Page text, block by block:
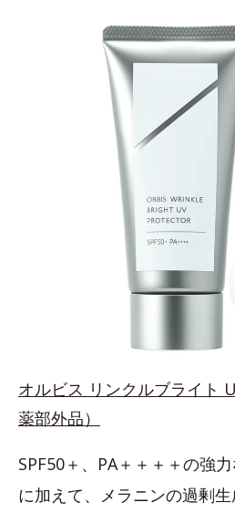
オルビス リンクルブライト
薬部外品）
SPF50＋、PA＋＋＋＋の強
に加えて、メラニンの過剰